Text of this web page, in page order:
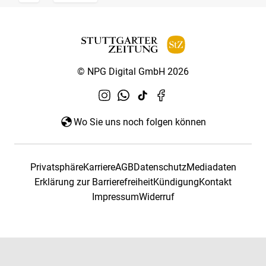
© NPG Digital GmbH 2026
Wo Sie uns noch folgen können
PrivatsphäreKarriereAGBDatenschutzMediadaten
Erklärung zur BarrierefreiheitKündigungKontakt
ImpressumWiderruf